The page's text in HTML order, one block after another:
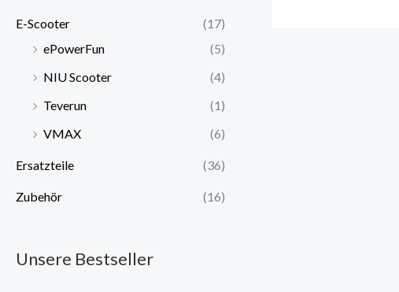
E-Scooter
(17)
ePowerFun
(5)
NIU Scooter
(4)
Teverun
(1)
VMAX
(6)
Ersatzteile (36)
Zubehör (16)
Unsere Bestseller